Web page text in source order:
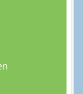
durch die
des